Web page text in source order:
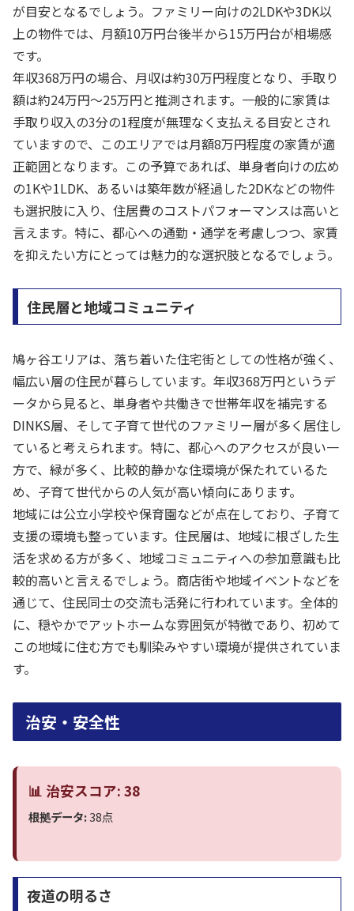
が目安となるでしょう。ファミリー向けの2LDKや3DK以
上の物件では、月額10万円台後半から15万円台が相場感
です。
年収368万円の場合、月収は約30万円程度となり、手取り
額は約24万円〜25万円と推測されます。一般的に家賃は
手取り収入の3分の1程度が無理なく支払える目安とされ
ていますので、このエリアでは月額8万円程度の家賃が適
正範囲となります。この予算であれば、単身者向けの広め
の1Kや1LDK、あるいは築年数が経過した2DKなどの物件
も選択肢に入り、住居費のコストパフォーマンスは高いと
言えます。特に、都心への通勤・通学を考慮しつつ、家賃
を抑えたい方にとっては魅力的な選択肢となるでしょう。
住民層と地域コミュニティ
鳩ヶ谷エリアは、落ち着いた住宅街としての性格が強く、
幅広い層の住民が暮らしています。年収368万円というデ
ータから見ると、単身者や共働きで世帯年収を補完する
DINKS層、そして子育て世代のファミリー層が多く居住し
ていると考えられます。特に、都心へのアクセスが良い一
方で、緑が多く、比較的静かな住環境が保たれているた
め、子育て世代からの人気が高い傾向にあります。
地域には公立小学校や保育園などが点在しており、子育て
支援の環境も整っています。住民層は、地域に根ざした生
活を求める方が多く、地域コミュニティへの参加意識も比
較的高いと言えるでしょう。商店街や地域イベントなどを
通じて、住民同士の交流も活発に行われています。全体的
に、穏やかでアットホームな雰囲気が特徴であり、初めて
この地域に住む方でも馴染みやすい環境が提供されていま
す。
治安・安全性
📊 治安スコア: 38
根拠データ:38点
夜道の明るさ